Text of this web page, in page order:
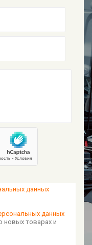
данных
данных
новых товарах и